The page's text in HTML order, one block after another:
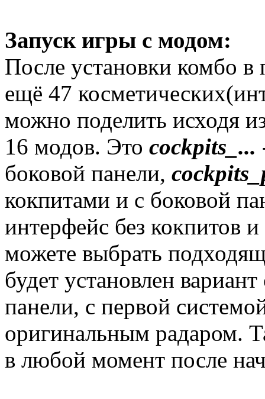
Запуск игры с модом:
После установки комбо в
ещё 47
можно поделить исходя
16 модов. Это cockpits_...
боковой панели,
кокпитами и с боковой
интерфейс без кокпитов
можете выбрать
будет установлен
панели, с первой
оригинальным радаром.
в любой момент после